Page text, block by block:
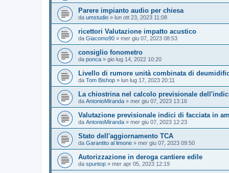
Parere impianto audio per chiesa
da umstudio » lun ott 23, 2023 11:08
ricettori Valutazione impatto acustico
da Giacomo90 » mer giu 07, 2023 08:53
consiglio fonometro
da ponca » gio lug 14, 2022 10:20
Livello di rumore unità combinata di
da Tom Bishop » lun lug 17, 2023 20:11
La chiostrina nel calcolo previsionale
da AntonioMiranda » mer giu 07, 2023 13:16
Valutazione previsionale indici di facciata in
da AntonioMiranda » mer giu 07, 2023 12:23
Stato dell'aggiornamento TCA
da Garantito al limone » mer giu 07, 2023 09:50
Autorizzazione in deroga cantiere edile
da spuntop » mer apr 05, 2023 12:19